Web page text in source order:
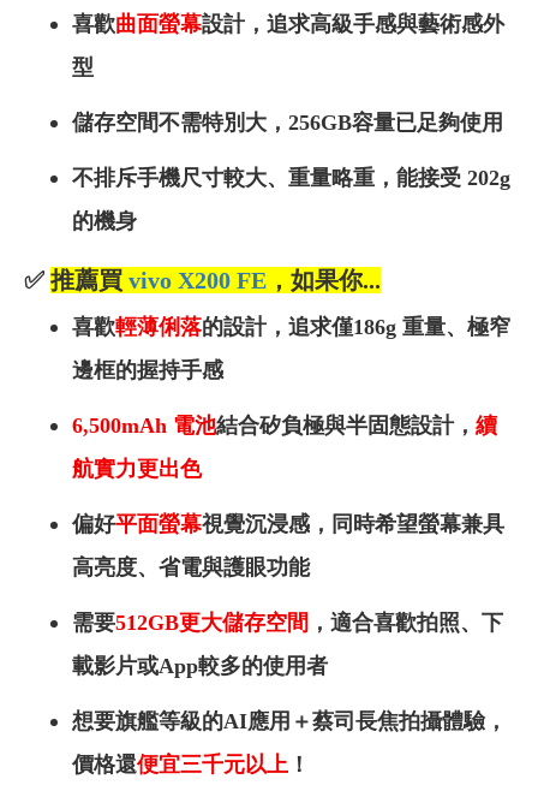
喜歡曲面螢幕設計 ，追求高級手感與藝術感外
型
儲存空間不需特別大，256GB容量已足夠使用
不排斥手機尺寸較大、重量略重，能接受 202g
的機身
✅ 推薦買 vivo X200 FE ，如果你...
喜歡輕薄俐落的設計 ，追求僅186g 重量、極窄
邊框的握持手感
6,500mAh 電池結合矽負極與半固態設計， 續
航實力更出色
偏好平面螢幕視覺沉浸感 ，同時希望螢幕兼具
高亮度、省電與護眼功能
需要512GB更大儲存空間 ，適合喜歡拍照、下
載影片或App較多的使用者
想要旗艦等級的AI應用＋蔡司長焦拍攝體驗，
價格還便宜三千元以上 ！